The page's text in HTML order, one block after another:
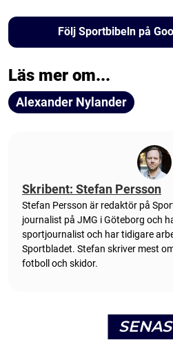
Följ Sportbibeln på
Läs mer om...
Alexander Nylander
Skribent: Stefan Persson
Stefan Persson är redaktör på
journalist på JMG i Göteborg och
sportjournalist och har tidigare
Sportbladet. Stefan skriver mest
fotboll och skidor.